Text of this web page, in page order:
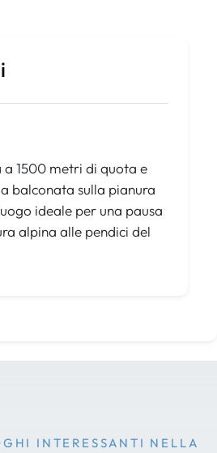
a 1500 metri di quota e
balconata sulla pianura
ideale per una pausa
alpina alle pendici del
INTERESSANTI NELLA